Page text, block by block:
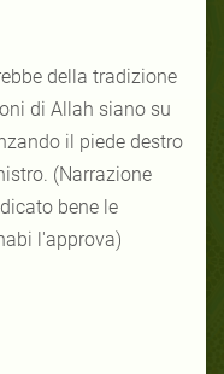
della tradizione
di Allah siano su
il piede destro
(Narrazione
bene le
l'approva)